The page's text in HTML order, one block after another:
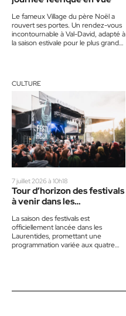
Le fameux Village du père Noël a
rouvert ses portes. Un rendez-vous
incontournable à Val-David, adapté à
la saison estivale pour le plus grand
CULTURE
7 juillet 2026 à 10h18
Tour d’horizon des festivals
à venir dans les
La saison des festivals est
officiellement lancée dans les
Laurentides, promettant une
programmation variée aux quatre